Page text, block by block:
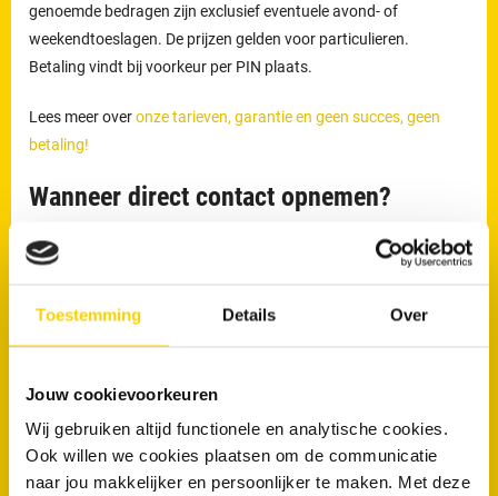
Toestemming Details Over
Jouw cookievoorkeuren
Wij gebruiken altijd functionele en analytische cookies.
Ook willen we cookies plaatsen om de communicatie
naar jou makkelijker en persoonlijker te maken. Met deze
genoemde bedragen zijn exclusief eventuele avond- of
weekendtoeslagen. De prijzen gelden voor particulieren.
Betaling vindt bij voorkeur per PIN plaats.
Lees meer overonze tarieven, garantie en geen succes, geen
betaling!
Wanneer direct contact opnemen?
Water omhoogkomt uit de afvoer
Er sprake is van aanhoudende stank
RRS is 24 uur per dag bereikbaar via
rioolproblemen in Geldrop en omgeving.
Wil je direct van je verstopping af?